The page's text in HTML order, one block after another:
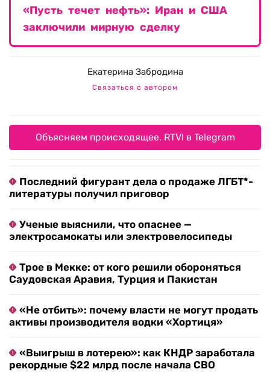
«Пусть течет нефть»: Иран и США
заключили мирную сделку
Екатерина Забродина
Связаться с автором
Объясняем происходящее. RTVI в Telegram
Последний фигурант дела о продаже ЛГБТ*-
литературы получил приговор
Ученые выяснили, что опаснее —
электросамокаты или электровелосипеды
Трое в Мекке: от кого решили обороняться
Саудовская Аравия, Турция и Пакистан
«Не отбить»: почему власти не могут продать
активы производителя водки «Хортиця»
«Выигрыш в лотерею»: как КНДР заработала
рекордные $22 млрд после начала СВО